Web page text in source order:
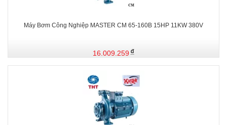
Máy Bơm Công Nghiệp MASTER CM 65-160B 15HP 11KW 380V
16.009.259